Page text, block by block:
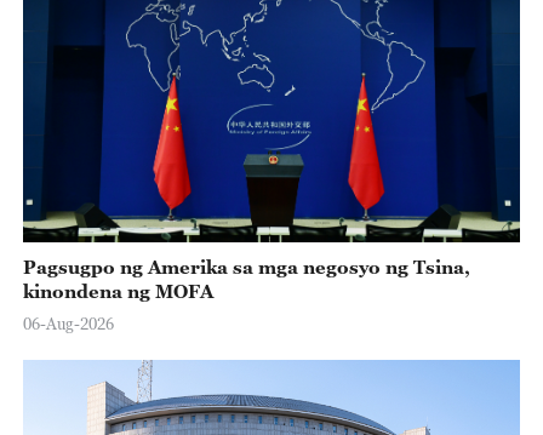
Pagsugpo ng Amerika sa mga negosyo ng Tsina,
kinondena ng MOFA
06-Aug-2026